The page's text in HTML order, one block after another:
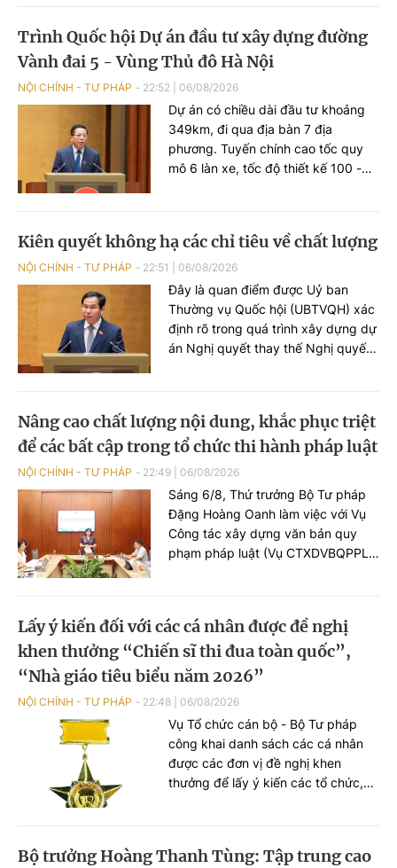
trang liệt sĩ Nguyên Bình, xã
Nguyên Bình, tỉnh Cao Bằng.
Trình Quốc hội Dự án đầu tư xây dựng đường
Vành đai 5 - Vùng Thủ đô Hà Nội
NỘI CHÍNH - TƯ PHÁP 22:52 06/08/2026
Dự án có chiều dài đầu tư khoảng
349km, đi qua địa bàn 7 địa
phương. Tuyến chính cao tốc quy
mô 6 làn xe, tốc độ thiết kế 100 -
phóng mặt bằng trên toàn bộ quy
mô mặt cắt ngang Vành đai 5. Tổng
diện tích đất chiếm dụng sơ bộ
khoảng 4.011 ha.
Kiên quyết không hạ các chỉ tiêu về chất lượng
NỘI CHÍNH - TƯ PHÁP 22:51 06/08/2026
Đây là quan điểm được Uỷ ban
Thường vụ Quốc hội (UBTVQH) xác
định rõ trong quá trình xây dựng dự
án Nghị quyết thay thế Nghị quyết
sát nhân dân, Tòa án nhân dân và
công tác thi hành án.
Nâng cao chất lượng nội dung, khắc phục triệt
để các bất cập trong tổ chức thi hành pháp luật
NỘI CHÍNH - TƯ PHÁP 22:49 06/08/2026
Sáng 6/8, Thứ trưởng Bộ Tư pháp
Đặng Hoàng Oanh làm việc với Vụ
Công tác xây dựng văn bản quy
phạm pháp luật (Vụ CTXDVBQPPL)
Lấy ý kiến đối với các cá nhân được đề nghị
khen thưởng “Chiến sĩ thi đua toàn quốc”,
“Nhà giáo tiêu biểu năm 2026”
NỘI CHÍNH - TƯ PHÁP 22:48 06/08/2026
Vụ Tổ chức cán bộ - Bộ Tư pháp
công khai danh sách các cá nhân
được các đơn vị đề nghị khen
thưởng để lấy ý kiến các tổ chức,
Bộ trưởng Hoàng Thanh Tùng: Tập trung cao